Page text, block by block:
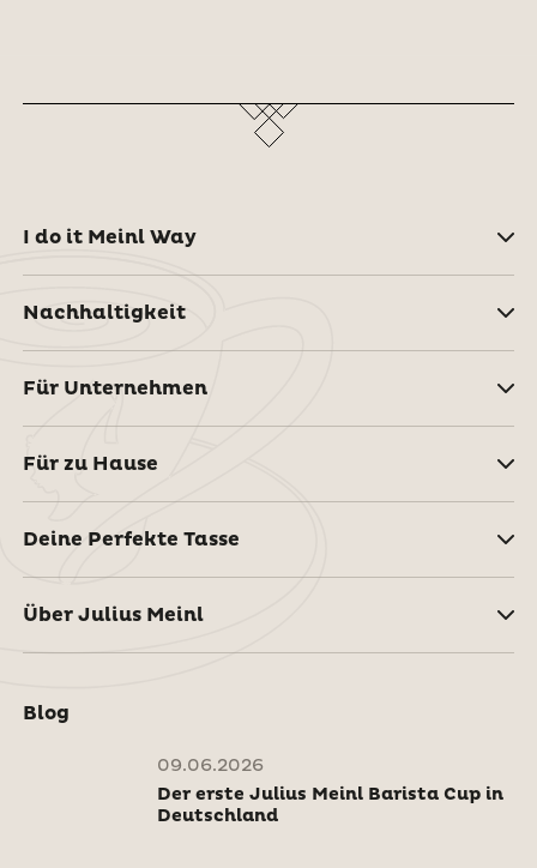
I do it Meinl Way
Nachhaltigkeit
Für Unternehmen
Für zu Hause
Deine Perfekte Tasse
Über Julius Meinl
Blog
09.06.2026
Der erste Julius Meinl Barista Cup in
Deutschland